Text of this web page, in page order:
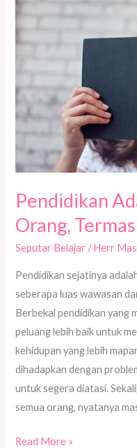
Pendidikan
Orang,
Seputar Belajar /Herr
Pendidikan sejatinya
seberapa luas wawasan
Berbekal pendidikan yang
peluang lebih baik untuk
kehidupan yang lebih
dihadapkan dengan
untuk segera diatasi.
semua orang, nyatanya
Termasuk
Kaum
bawah
Read More »